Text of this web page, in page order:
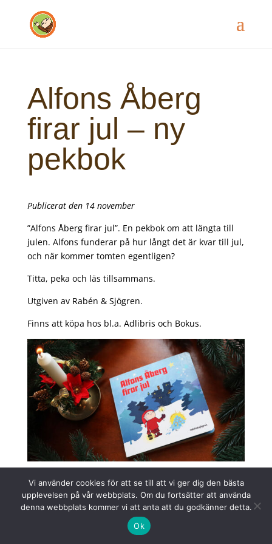
Alfons Åberg
firar jul – ny
pekbok
Publicerat den 14 november
”Alfons Åberg firar jul”. En pekbok om att längta till
julen. Alfons funderar på hur långt det är kvar till jul,
och när kommer tomten egentligen?
Titta, peka och läs tillsammans.
Utgiven av Rabén & Sjögren.
Finns att köpa hos bl.a. Adlibris och Bokus.
Arkiv Kategorier
Nyheter
Vi använder cookies för att se till att vi ger dig den bästa
upplevelsen på vår webbplats. Om du fortsätter att använda
denna webbplats kommer vi att anta att du godkänner detta.
Ok